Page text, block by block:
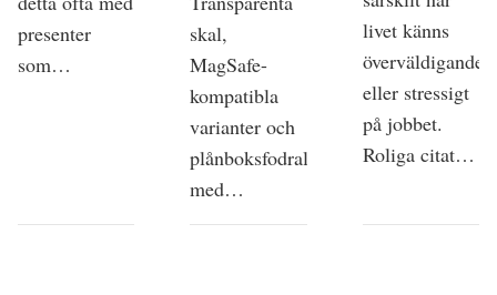
presenter
som…
skal,
MagSafe-
kompatibla
varianter och
plånboksfodral
med…
livet känns
överväldigande
eller stressigt
på jobbet.
Roliga citat…